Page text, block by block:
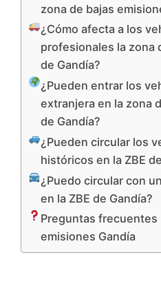
zona de bajas
¿Cómo afecta a los
profesionales la zona
de Gandía?
¿Pueden entrar los
extranjera en la zona
de Gandía?
¿Pueden circular los
históricos en la ZBE
¿Puedo circular con
en la ZBE de Gandía?
Preguntas frecuentes
emisiones Gandía